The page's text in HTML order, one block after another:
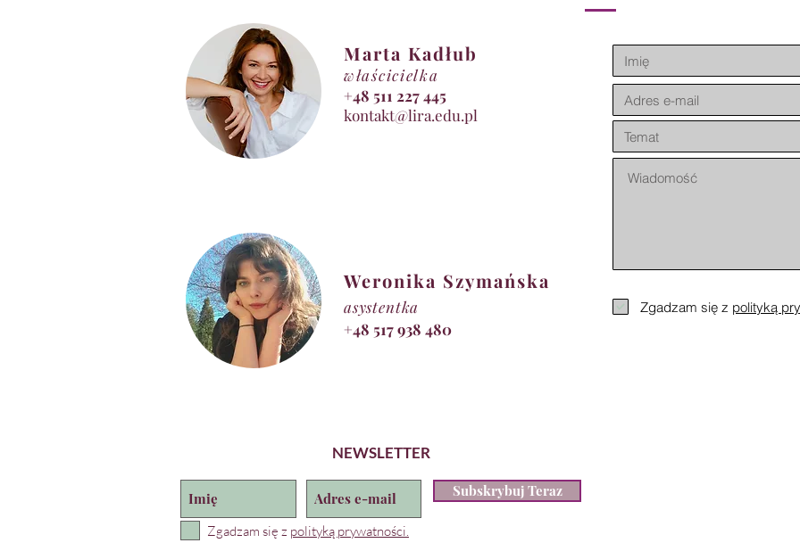
Marta Kadłub
właścicielka
+48 511 227 445
kontakt@lira.edu.pl
Zgadzam się z polityką
NEWSLETTER
Subskrybuj Teraz
Zgadzam się z polityką prywatności.
Weronika Szymańska
asystentka
+48 517 938 480